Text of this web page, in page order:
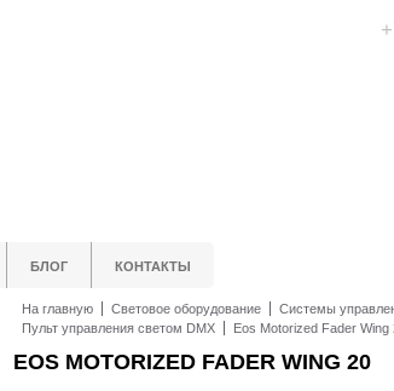
БЛОГ КОНТАКТЫ
На главную Световое оборудование
Системы
Пульт управления светом DMX
Eos Motorized Fader Wing
EOS MOTORIZED FADER WING 20